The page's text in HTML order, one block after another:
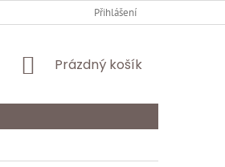
ODSTOUPENÍ OD
Přihlášení
NÁKUPNÍ
Prázdný košík